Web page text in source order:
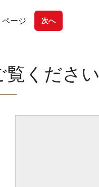
ページ 次へ
覧ください